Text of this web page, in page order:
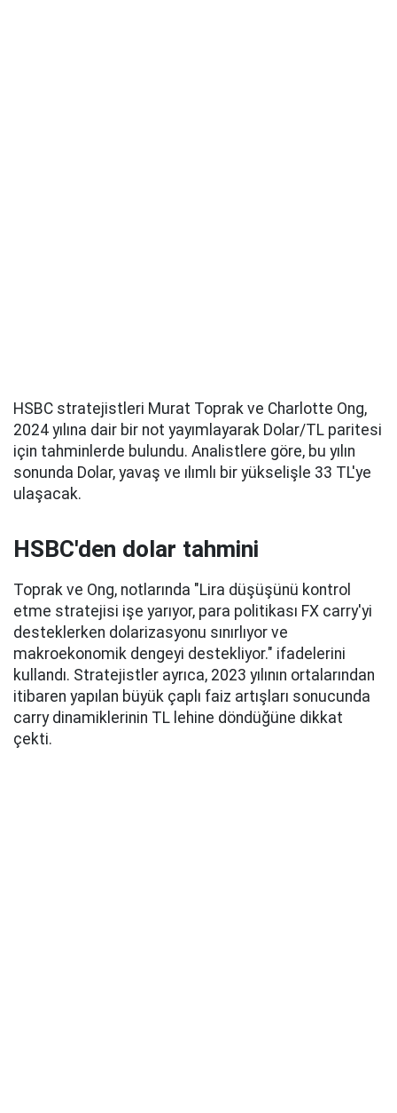
HSBC stratejistleri Murat Toprak ve Charlotte Ong,
2024 yılına dair bir not yayımlayarak Dolar/TL paritesi
için tahminlerde bulundu. Analistlere göre, bu yılın
sonunda Dolar, yavaş ve ılımlı bir yükselişle 33 TL'ye
ulaşacak.
HSBC'den dolar tahmini
Toprak ve Ong, notlarında "Lira düşüşünü kontrol
etme stratejisi işe yarıyor, para politikası FX carry'yi
desteklerken dolarizasyonu sınırlıyor ve
makroekonomik dengeyi destekliyor." ifadelerini
kullandı. Stratejistler ayrıca, 2023 yılının ortalarından
itibaren yapılan büyük çaplı faiz artışları sonucunda
carry dinamiklerinin TL lehine döndüğüne dikkat
çekti.